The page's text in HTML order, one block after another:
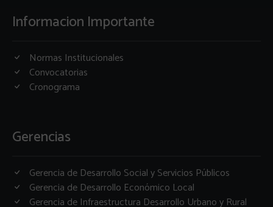
Informacion Importante
Normas Institucionales
Convocatorias
Cronograma
Gerencias
Gerencia de Desarrollo Social y Servicios Públicos
Gerencia de Desarrollo Económico Local
Gerencia de Infraestructura Desarrollo Urbano y Rural